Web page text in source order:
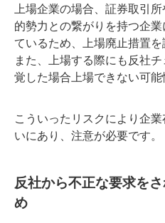
上場企業の場合、証券取引
的勢力との繋がりを持つ企
ているため、上場廃止措置を
また、上場する際にも反社
覚した場合上場できない可能
こういったリスクにより企
いにあり、注意が必要です。
反社から不正な要求を
め